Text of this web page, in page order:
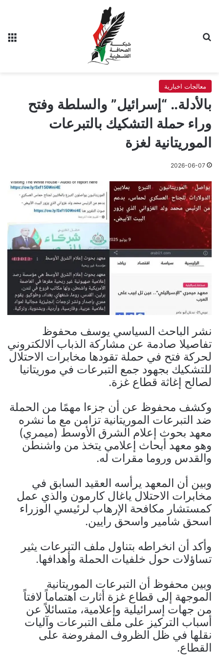
معالجات اخبارية
بالأدلة.. “إسرائيل” والسلطة وفتح
وراء حملة التشكيك بالتبرعات
الموريتانية لغزة
2026-06-07
نشر الباحث السياسي يوسف محفوظ
تفاصيلا صادمة عن مشاركة الذباب الالكتروني
لحركة فتح في حملة تقودها مخابرات الاحتلال
للتشكيك بجهود جمع التبرعات في موريتانيا
لصالح إغاثة قطاع غزة.
وكشف محفوظ عن أن جزءا مهمًا من الحملة
ضد التبرعات الموريتانية تزامن مع ما نشره
معهد بحوث إعلام الشرق الأوسط (ميمري)
وهو معهد أبحاث إعلامي يتخذ من واشنطن
والقدس وروما مقرات له.
وبين أن المعهد يرأسه العقيد السابق في
مخابرات الاحتلال ياغال كارمون والذي عمل
كمستشار مكافحة الإرهاب لرئيسي الوزراء
اسحق شامير واسحق رايين.
وأكد أن انخراطه بتناول ملف التبرعات يثير
تساؤلات حول خلفيات الحملة وأهدافها.
وبين محفوظ أن التبرعات الموريتانية
الموجهة إلى قطاع غزة أثارت اهتماماً لافتاً
من جهات إسرائيلية وإعلامية، متسائلاً عن
أسباب التركيز على ملف التبرعات وآليات
نقلها في ظل الظروف المفروضة على
القطاع.